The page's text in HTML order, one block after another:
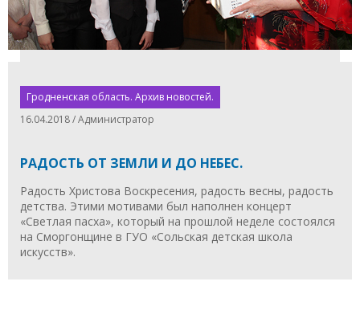
Гродненская область. Архив новостей.
16.04.2018 / Администратор
РАДОСТЬ ОТ ЗЕМЛИ И ДО НЕБЕС.
Радость Христова Воскресения, радость весны, радость
детства. Этими мотивами был наполнен концерт
«Светлая пасха», который на прошлой неделе состоялся
на Сморгонщине в ГУО «Сольская детская школа
искусств».